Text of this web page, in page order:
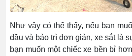
Như vậy có thể thấy, nếu bạn
đầu và bảo trì đơn giản, xe sắt là
bạn muốn một chiếc xe bền bỉ